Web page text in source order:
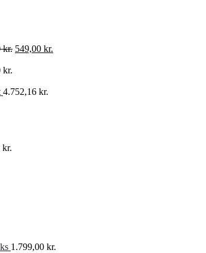
kr. Den
599,00 kr..
549,00 kr.
kr.
4.752,16 kr.
kr.
1.799,00 kr.